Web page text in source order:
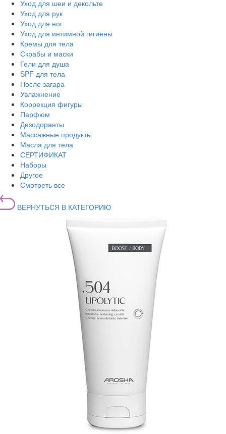
Уход для шеи и декольте
Уход для рук
Уход для ног
Уход для интимной гигиены
Кремы для тела
Скрабы и маски
Гели для душа
SPF для тела
После загара
Увлажнение
Коррекция фигуры
Парфюм
Дезодоранты
Массажные продукты
Масла для тела
СЕРТИФИКАТ
Наборы
Другое
Смотреть все
ВЕРНУТЬСЯ В КАТЕГОРИЮ